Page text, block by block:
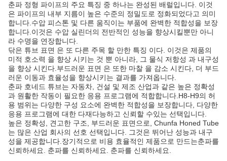
춘파 정형 파이프의 주요 특징 중 하나는 완성된 배럴입니다. 이것
은 파이프의 내부 지름이 높은 수준의 정밀도로 정화되었다고 의미
합니다.수압 피스톤 및 다른 움직이는 부품에 완벽한 적합성을 보장
합니다.이것은 수압 실린더의 전반적인 성능을 향상시킬뿐만 아니
라 수명을 연장합니다.
닦은 튜브 표면 은 또 다른 주목 할 만한 특징 이다. 이것은 제품의
미적 호소력 을 향상 시키는 것 뿐 아니라, 그 물식 저항성 과 내구성
을 향상 시킨다.부드러운 표면 은 또한 마찰 을 감소 시킨다, 더 부드
러운 이동과 효율성을 향상시키는 결과를 가져옵니다.
춘파 호네드 튜브는 자동차, 건설 및 제조 산업과 같은 높은 정확성
과 원활한 작동이 필요한 응용 프로그램에 적합합니다.H8-H9의 허
용 범위는 다양한 구성 요소에 완벽한 적합성을 보장합니다, 다양한
응용 프로그램에 대한 다재다능하고 신뢰할 수있는 선택입니다.
높은 정확성, 견고한 구조, 부드러운 표면으로, Chunfa Honed Tube
는 많은 산업 회사의 선호 선택입니다. 그것은 뛰어난 성능과 내구
성을 제공합니다.장기적으로 비용 효율적인 제품으로 만드는춘파를
신뢰하세요. 춘파를 신뢰하세요. 춘파를 신뢰하세요.